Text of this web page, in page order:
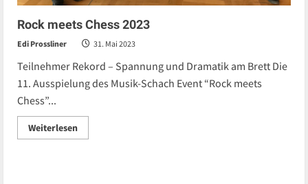
Rock meets Chess 2023
Edi Prossliner 31. Mai 2023
Teilnehmer Rekord – Spannung und Dramatik am Brett Die
11. Ausspielung des Musik-Schach Event “Rock meets
Chess”...
WeiterlesenRead
more